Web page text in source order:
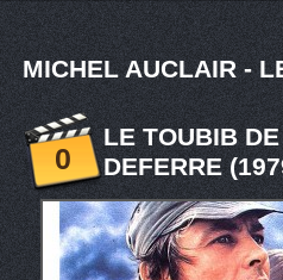
MICHEL AUCLAIR -
0
LE TOUBIB
DEFERRE